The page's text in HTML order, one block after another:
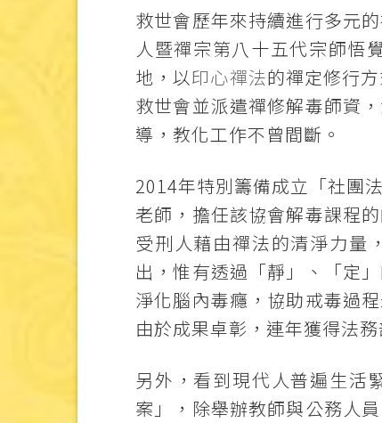
救世會歷年來持續進行多元
人暨禪宗第八十五代宗師悟
地，以印心禪法的禪定修行
救世會並派遣禪修解毒師資
導，教化工作不曾間斷。
2014年特別籌備成立「社團
老師，擔任該協會解毒課程
受刑人藉由禪法的清淨力量
出，惟有透過「靜」、「定
淨化腦內毒癮，協助戒毒過
由於成果卓彰，連年獲得法
另外，看到現代人普遍生活
案」，除舉辦教師與公務人